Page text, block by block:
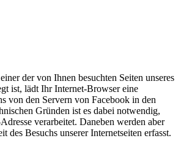
der von Ihnen besuchten Seiten unseres
ist, lädt Ihr Internet-Browser eine
von den Servern von Facebook in den
Gründen ist es dabei notwendig,
verarbeitet. Daneben werden aber
des Besuchs unserer Internetseiten erfasst.